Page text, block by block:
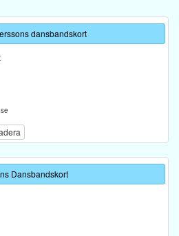
dansbandskort
Dansbandskort